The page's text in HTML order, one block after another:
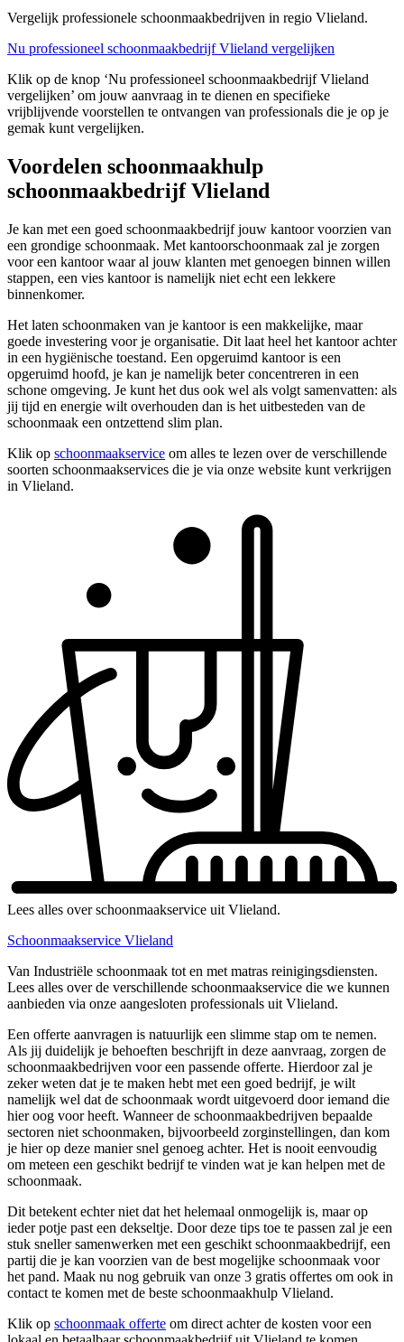
Vergelijk professionele schoonmaakbedrijven in regio Vlieland.
Nu professioneel schoonmaakbedrijf Vlieland vergelijken
Klik op de knop ‘Nu professioneel schoonmaakbedrijf Vlieland
vergelijken’ om jouw aanvraag in te dienen en specifieke
vrijblijvende voorstellen te ontvangen van professionals die je op je
gemak kunt vergelijken.
Voordelen schoonmaakhulp
schoonmaakbedrijf Vlieland
Je kan met een goed schoonmaakbedrijf jouw kantoor voorzien van
een grondige schoonmaak. Met kantoorschoonmaak zal je zorgen
voor een kantoor waar al jouw klanten met genoegen binnen willen
stappen, een vies kantoor is namelijk niet echt een lekkere
binnenkomer.
Het laten schoonmaken van je kantoor is een makkelijke, maar
goede investering voor je organisatie. Dit laat heel het kantoor achter
in een hygiënische toestand. Een opgeruimd kantoor is een
opgeruimd hoofd, je kan je namelijk beter concentreren in een
schone omgeving. Je kunt het dus ook wel als volgt samenvatten: als
jij tijd en energie wilt overhouden dan is het uitbesteden van de
schoonmaak een ontzettend slim plan.
Klik op schoonmaakservice om alles te lezen over de verschillende
soorten schoonmaakservices die je via onze website kunt verkrijgen
in Vlieland.
Lees alles over schoonmaakservice uit Vlieland.
Schoonmaakservice Vlieland
Van Industriële schoonmaak tot en met matras reinigingsdiensten.
Lees alles over de verschillende schoonmaakservice die we kunnen
aanbieden via onze aangesloten professionals uit Vlieland.
Een offerte aanvragen is natuurlijk een slimme stap om te nemen.
Als jij duidelijk je behoeften beschrijft in deze aanvraag, zorgen de
schoonmaakbedrijven voor een passende offerte. Hierdoor zal je
zeker weten dat je te maken hebt met een goed bedrijf, je wilt
namelijk wel dat de schoonmaak wordt uitgevoerd door iemand die
hier oog voor heeft. Wanneer de schoonmaakbedrijven bepaalde
sectoren niet schoonmaken, bijvoorbeeld zorginstellingen, dan kom
je hier op deze manier snel genoeg achter. Het is nooit eenvoudig
om meteen een geschikt bedrijf te vinden wat je kan helpen met de
schoonmaak.
Dit betekent echter niet dat het helemaal onmogelijk is, maar op
ieder potje past een dekseltje. Door deze tips toe te passen zal je een
stuk sneller samenwerken met een geschikt schoonmaakbedrijf, een
partij die je kan voorzien van de best mogelijke schoonmaak voor
het pand. Maak nu nog gebruik van onze 3 gratis offertes om ook in
contact te komen met de beste schoonmaakhulp Vlieland.
Klik op schoonmaak offerte om direct achter de kosten voor een